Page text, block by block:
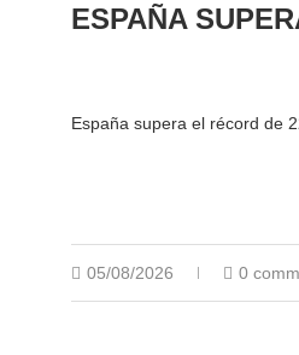
ESPAÑA
España supera el récord de
05/08/2026 0